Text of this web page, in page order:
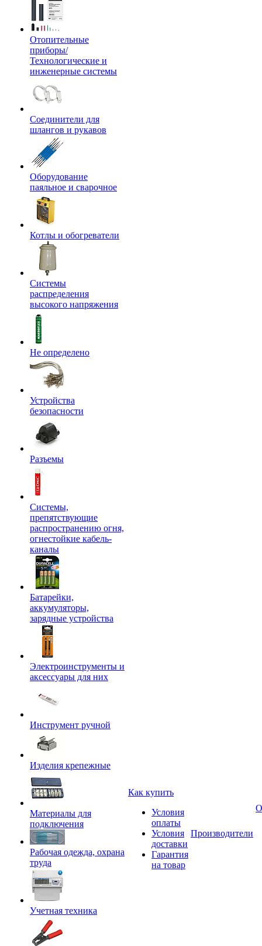
Отопительные
приборы/
Технологические и
инженерные системы
Соединители для
шлангов и рукавов
Оборудование
паяльное и сварочное
Котлы и обогреватели
Системы
распределения
высокого напряжения
Не определено
Устройства
безопасности
Разъемы
Системы,
препятствующие
распространению огня,
огнестойкие кабель-
каналы
Батарейки,
аккумуляторы,
зарядные устройства
Электроинструменты и
аксессуары для них
Инструмент ручной
Изделия крепежные
Материалы для
подключения
Рабочая одежда, охрана
труда
Учетная техника
Как купить
Условия
оплаты
Условия
доставки
Гарантия
на товар
Производители